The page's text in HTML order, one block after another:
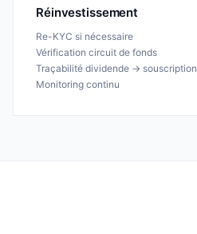
Réinvestissement
Re-KYC si nécessaire
Vérification circuit de fonds
Traçabilité dividende → souscription
Monitoring continu